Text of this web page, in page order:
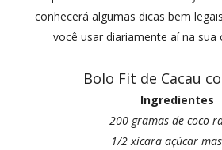
conhecerá algumas dicas bem
você usar diariamente aí na sua
Bolo Fit de Cacau
Ingredientes
200 gramas de coco
1/2 xícara açúcar